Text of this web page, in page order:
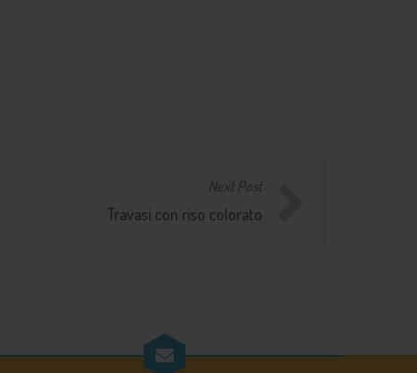
Next Post
Travasi con riso colorato